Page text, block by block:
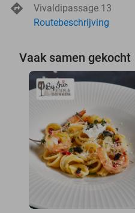
Vivaldipassage 13
Routebeschrijving
Vaak samen gekocht